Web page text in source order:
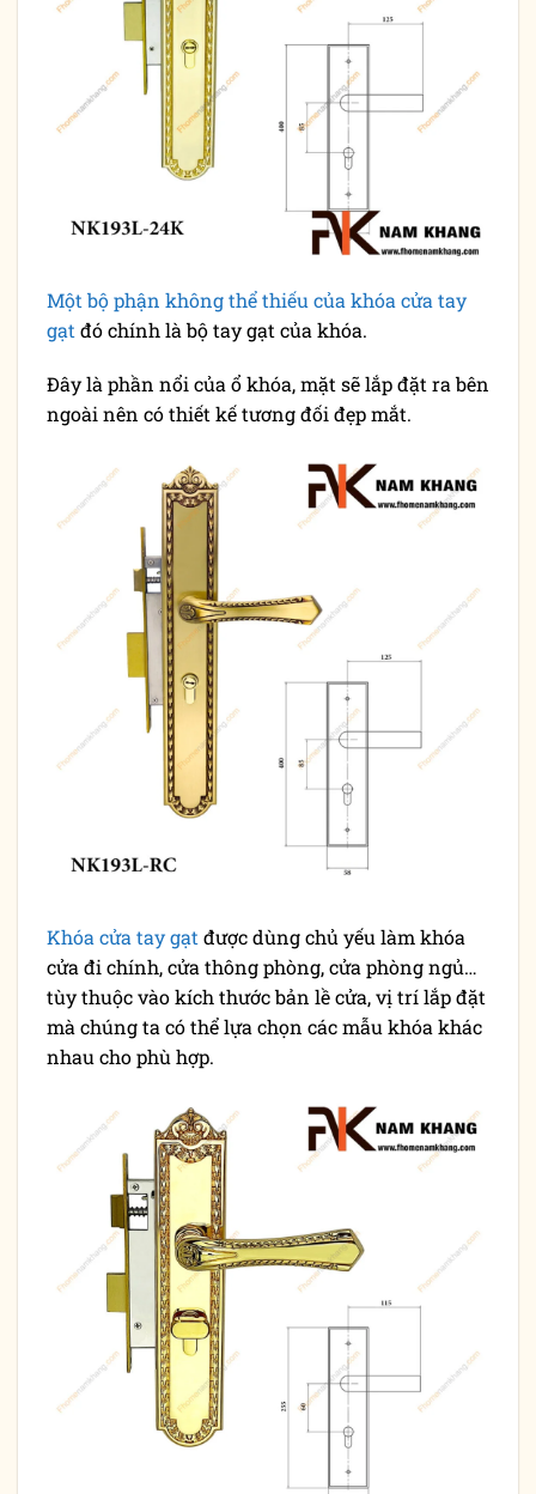
Một bộ phận không thể thiếu của khóa cửa tay
gạt đó chính là bộ tay gạt của khóa.
Đây là phần nổi của ổ khóa, mặt sẽ lắp đặt ra bên
ngoài nên có thiết kế tương đối đẹp mắt.
Khóa cửa tay gạt được dùng chủ yếu làm khóa
cửa đi chính, cửa thông phòng, cửa phòng ngủ…
tùy thuộc vào kích thước bản lề cửa, vị trí lắp đặt
mà chúng ta có thể lựa chọn các mẫu khóa khác
nhau cho phù hợp.